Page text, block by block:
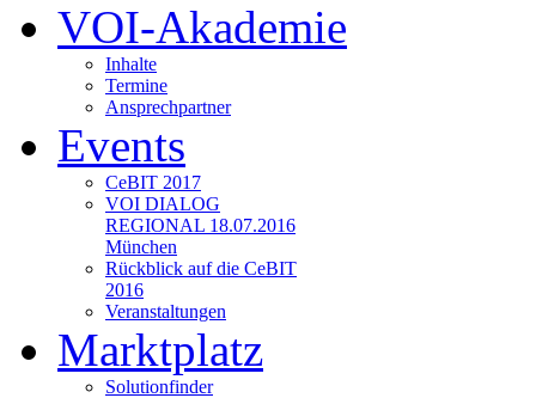
VOI-Akademie
Inhalte
Termine
Ansprechpartner
Events
CeBIT 2017
VOI DIALOG
REGIONAL 18.07.2016
München
Rückblick auf die CeBIT
2016
Veranstaltungen
Marktplatz
Solutionfinder